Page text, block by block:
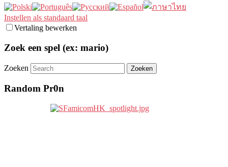
Instellen als standaard taal
Vertaling bewerken
Zoek een spel (ex: mario)
Zoeken
Random Pr0n